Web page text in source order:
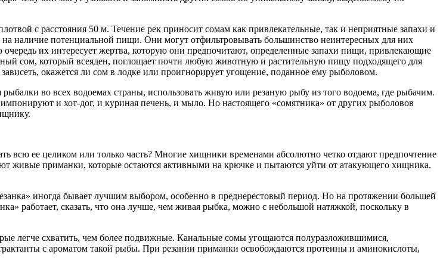
с расстояния 50 м. Течение рек приносит сомам как привлекательные, так и неприятные запахи и
наличие потенциальной пищи. Они могут отфильтровывать большинство неинтересных для них
их интересует жертва, которую они предпочитают, определенные запахи пищи, привлекающие
сом, который всеяден, поглощает почти любую животную и растительную пищу подходящего для
окажется ли сом в лодке или проигнорирует угощение, поданное ему рыболовом.
во всех водоемах страны, использовать живую или резаную рыбу из того водоема, где рыбачим.
и хот-дог, и куриная печень, и мыло. Но настоящего «сомятника» от других рыболовов
всю ее целиком или только часть? Многие хищники временами абсолютно четко отдают предпочтение
живые приманки, которые остаются активными на крючке и пытаются уйти от атакующего хищника.
иногда бывает лучшим выбором, особенно в преднерестовый период. Но на протяжении большей
работает, сказать, что она лучше, чем живая рыбка, можно с небольшой натяжкой, поскольку в
легче схватить, чем более подвижные. Канальные сомы угощаются полуразложившимися,
с ароматом такой рыбы. При резании приманки освобождаются протеины и аминокислоты,